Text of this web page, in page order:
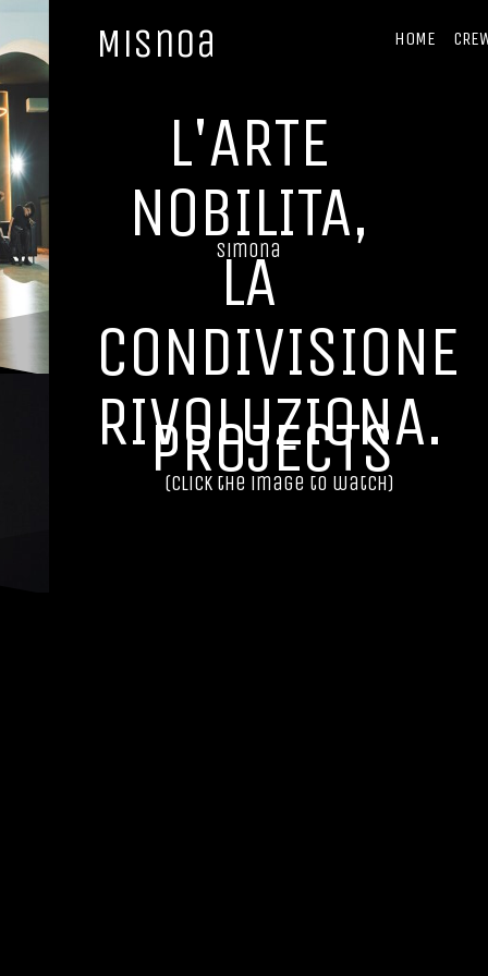
HOME
Misnoa
L'ARTE
NOBILITA,
LA
CONDIVISIONE
RIVOLUZIONA.
simona
PROJECTS
(click the image to watch)